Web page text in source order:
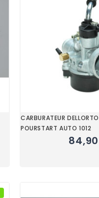
CARBURATEUR
POURSTART AUTO 1012